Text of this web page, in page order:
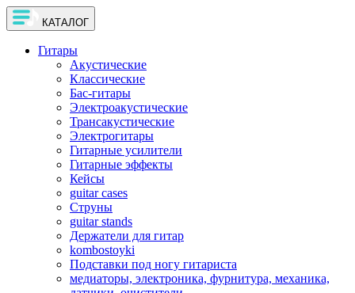
КАТАЛОГ
Гитары
Акустические
Классические
Бас-гитары
Электроакустические
Трансакустические
Электрогитары
Гитарные усилители
Гитарные эффекты
Кейсы
guitar cases
Струны
guitar stands
Держатели для гитар
kombostoyki
Подставки под ногу гитариста
медиаторы, электроника, фурнитура, механика,